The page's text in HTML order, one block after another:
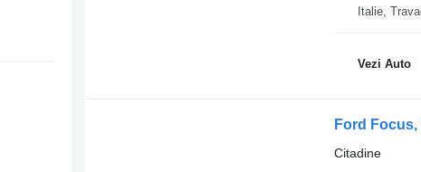
Italie,
Vezi Auto
Ford
Citadine